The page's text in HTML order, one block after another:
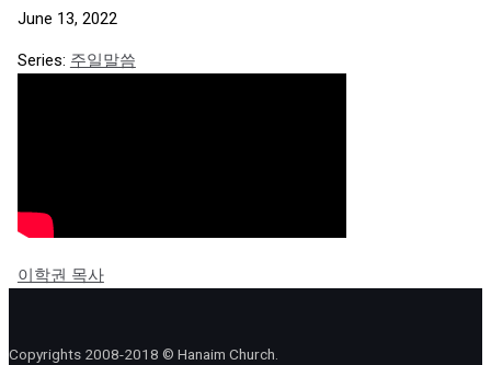
June 13, 2022
Series: 주일말씀
이학권 목사
Copyrights 2008-2018 © Hanaim Church.